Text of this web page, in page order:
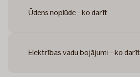
Ūdens noplūde - ko darīt
Elektrības vadu bojājumi - ko darīt